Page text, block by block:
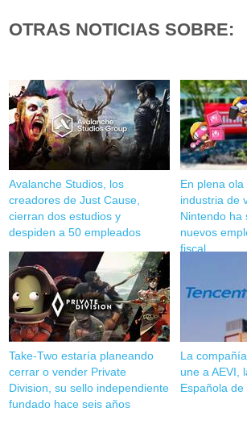
OTRAS NOTICIAS SOBRE:
Avalanche Studios, los
creadores de Just Cause,
cierran dos estudios y
despiden a 50 empleados
En plena
industria de
Nintendo ha
nuevos
fiscal
Take-Two estaría planeando
cerrar o vender Private
Division, su sello independiente
fundado hace seis años
La
une a AEVI,
Española